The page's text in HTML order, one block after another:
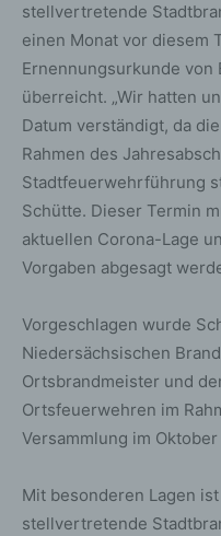
stellvertretende
einen Monat vor diesem
Ernennungsurkunde
überreicht. „Wir hatten
Datum verständigt, da
Rahmen des
Stadtfeuerwehrführung
Schütte. Dieser Termin
aktuellen Corona-Lage
Vorgaben abgesagt
Vorgeschlagen wurde
Niedersächsischen
Ortsbrandmeister und
Ortsfeuerwehren im
Versammlung im
Mit besonderen Lagen
stellvertretende